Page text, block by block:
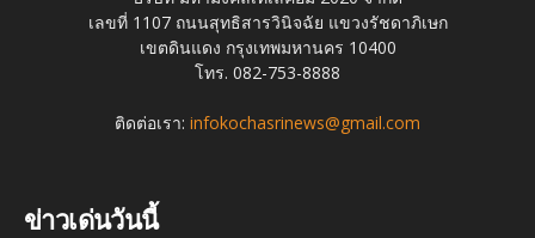
เลขที่ 1107 ถนนสุทธิสารวินิจฉัย แขวงรัชดาภิเษก
เขตดินแดง กรุงเทพมหานคร 10400
โทร. 082-753-8888
ติดต่อเรา: infokochasrinews@gmail.com
ข่าวเด่นวันนี้